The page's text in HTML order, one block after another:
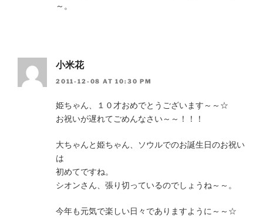
～。
小米花
2011-12-08 AT 10:30 PM
姫ちゃん、１０才おめでとうございます～～☆
お祝いが遅れてごめんなさい～～！！！
大ちゃんと姫ちゃん、ソウルでのお誕生日のお祝い
は
初めてですね。
シオンさん、張り切っているのでしょうね～～。
今年も元気で楽しい日々でありますように～～☆